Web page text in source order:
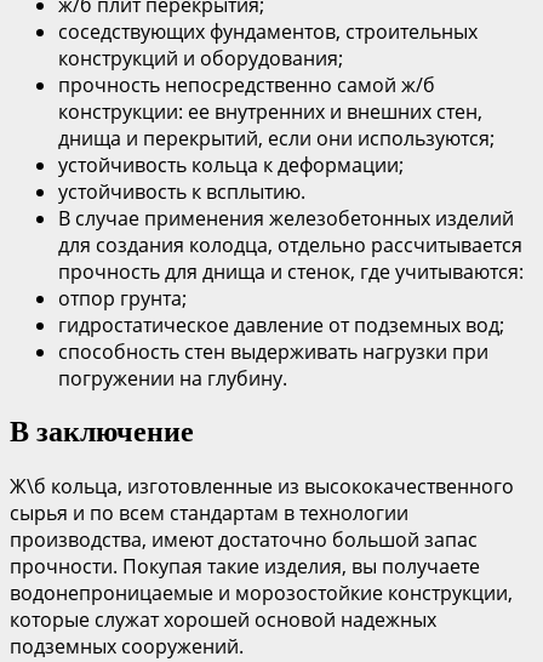
ж/б плит перекрытия;
соседствующих фундаментов, строительных
конструкций и оборудования;
прочность непосредственно самой ж/б
конструкции: ее внутренних и внешних стен,
днища и перекрытий, если они используются;
устойчивость кольца к деформации;
устойчивость к всплытию.
В случае применения железобетонных изделий
для создания колодца, отдельно рассчитывается
прочность для днища и стенок, где учитываются:
отпор грунта;
гидростатическое давление от подземных вод;
способность стен выдерживать нагрузки при
погружении на глубину.
В заключение
Ж\б кольца, изготовленные из высококачественного
сырья и по всем стандартам в технологии
производства, имеют достаточно большой запас
прочности. Покупая такие изделия, вы получаете
водонепроницаемые и морозостойкие конструкции,
которые служат хорошей основой надежных
подземных сооружений.